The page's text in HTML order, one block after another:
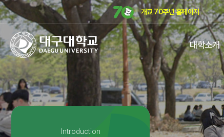
개교 70주년 홈페이지
대구대학교
DAEGU
UNIVERSITY
대학소개
Introduction